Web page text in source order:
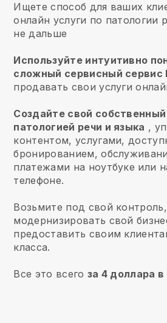
Ищете способ для ваших
онлайн услуги по патологии
не дальше
Используйте интуитивно
сложный сервисный сервис
продавать свои услуги
Создайте свой собственный
патологией речи и языка ,
контентом, услугами,
бронированием,
платежами на ноутбуке или
телефоне.
Возьмите под свой контроль,
модернизировать свой
предоставить своим
класса.
Все это всего за 4 доллара